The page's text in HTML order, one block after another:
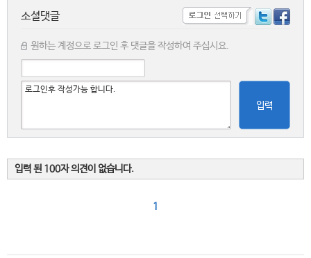
소셜댓글
원하는 계정으로 로그인 후 댓글을 작성하여 주십시요.
입력
입력 된 100자 의견이 없습니다.
1